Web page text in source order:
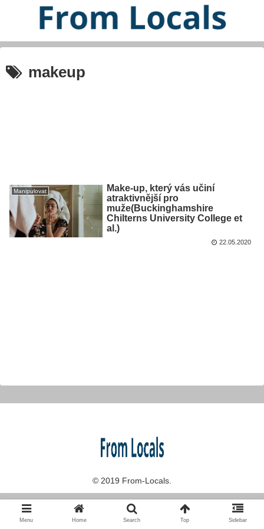
makeup
Manipulovat
Make-up, který vás učiní
atraktivnější pro
muže(Buckinghamshire
Chilterns University College et
al.)
22.05.2020
© 2019 From-Locals.
Menu Home Search Top Sidebar